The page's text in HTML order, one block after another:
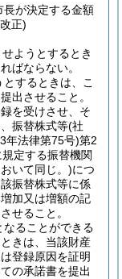
が決定する金額
正)
ようとするとき
ばならない。
するときは、こ
出させること。
を受けさせ、そ
振替株式等(社
年法律第75号)第2
定する振替機関
いて同じ。)につ
振替株式等に係
加又は増額の記
せること。
ることができる
きは、当該財産
登録原因を証明
の承諾書を提出